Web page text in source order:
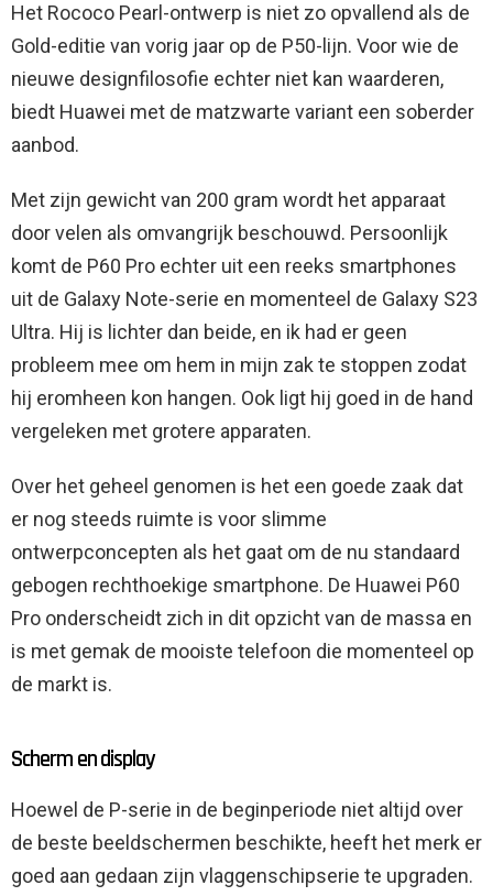
Het Rococo Pearl-ontwerp is niet zo opvallend als de
Gold-editie van vorig jaar op de P50-lijn. Voor wie de
nieuwe designfilosofie echter niet kan waarderen,
biedt Huawei met de matzwarte variant een soberder
aanbod.
Met zijn gewicht van 200 gram wordt het apparaat
door velen als omvangrijk beschouwd. Persoonlijk
komt de P60 Pro echter uit een reeks smartphones
uit de Galaxy Note-serie en momenteel de Galaxy S23
Ultra. Hij is lichter dan beide, en ik had er geen
probleem mee om hem in mijn zak te stoppen zodat
hij eromheen kon hangen. Ook ligt hij goed in de hand
vergeleken met grotere apparaten.
Over het geheel genomen is het een goede zaak dat
er nog steeds ruimte is voor slimme
ontwerpconcepten als het gaat om de nu standaard
gebogen rechthoekige smartphone. De Huawei P60
Pro onderscheidt zich in dit opzicht van de massa en
is met gemak de mooiste telefoon die momenteel op
de markt is.
Scherm en display
Hoewel de P-serie in de beginperiode niet altijd over
de beste beeldschermen beschikte, heeft het merk er
goed aan gedaan zijn vlaggenschipserie te upgraden.